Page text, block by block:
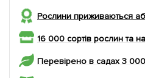
Рослини приживаються
16 000 сортів рослин та
Перевірено в садах 3 000